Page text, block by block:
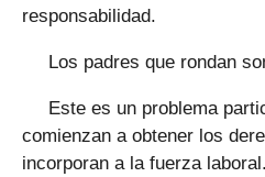
responsabilidad.
Los padres que rondan
Este es un problema
comienzan a obtener los
incorporan a la fuerza laboral.